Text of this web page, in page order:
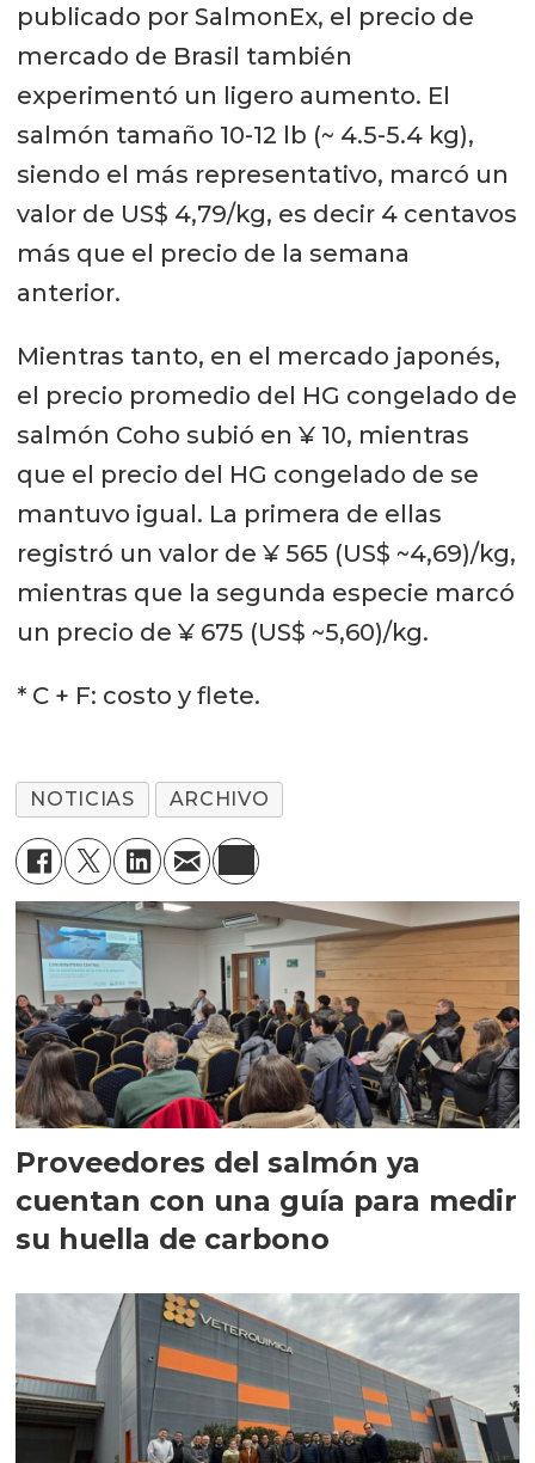
publicado por SalmonEx, el precio de
mercado de Brasil también
experimentó un ligero aumento. El
salmón tamaño 10-12 lb (~ 4.5-5.4 kg),
siendo el más representativo, marcó un
valor de US$ 4,79/kg, es decir 4 centavos
más que el precio de la semana
anterior.
Mientras tanto, en el mercado japonés,
el precio promedio del HG congelado de
salmón Coho subió en ¥ 10, mientras
que el precio del HG congelado de se
mantuvo igual. La primera de ellas
registró un valor de ¥ 565 (US$ ~4,69)/kg,
mientras que la segunda especie marcó
un precio de ¥ 675 (US$ ~5,60)/kg.
* C + F: costo y flete.
NOTICIAS ARCHIVO
Proveedores del salmón ya
cuentan con una guía para medir
su huella de carbono